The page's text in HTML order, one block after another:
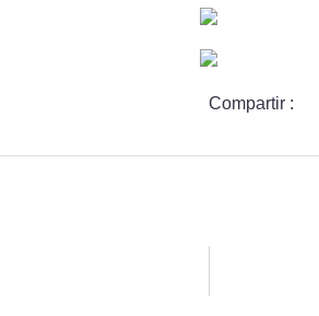
Compartir :